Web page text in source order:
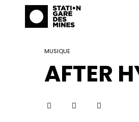
MUSIQUE
AFTER